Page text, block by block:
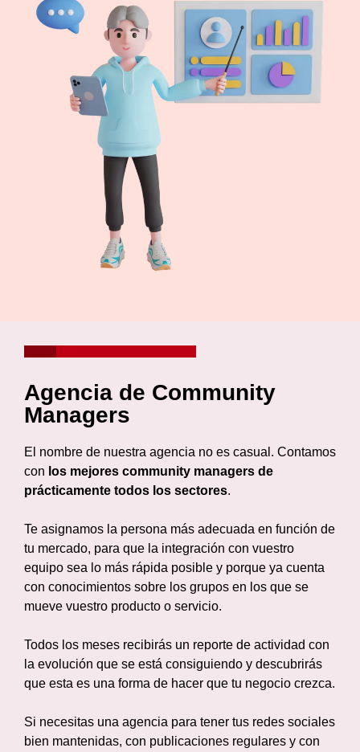
Agencia de Community
Managers
El nombre de nuestra agencia no es casual. Contamos
con los mejores community managers de
prácticamente todos los sectores.
Te asignamos la persona más adecuada en función de
tu mercado, para que la integración con vuestro
equipo sea lo más rápida posible y porque ya cuenta
con conocimientos sobre los grupos en los que se
mueve vuestro producto o servicio.
Todos los meses recibirás un reporte de actividad con
la evolución que se está consiguiendo y descubrirás
que esta es una forma de hacer que tu negocio crezca.
Si necesitas una agencia para tener tus redes sociales
bien mantenidas, con publicaciones regulares y con